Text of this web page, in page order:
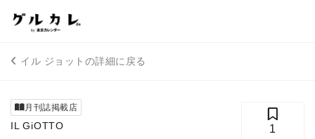
イル ジョットの詳細に戻る
月刊誌掲載店
IL GiOTTO 1